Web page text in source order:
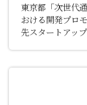
東京都「次世代
おける開発プロ
先スタートアッ